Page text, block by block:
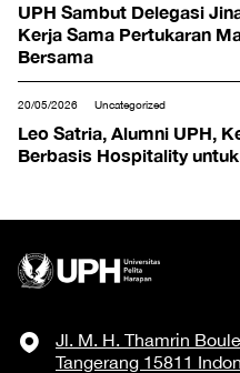
UPH Sambut Delegasi
Kerja Sama Pertukaran
Bersama
20/05/2026 Uncategorized
Leo Satria, Alumni UPH,
Berbasis Hospitality
Jl. M. H. Thamrin
Tangerang 15811